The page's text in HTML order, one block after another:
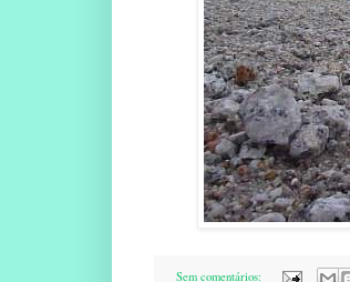
Sem comentários: